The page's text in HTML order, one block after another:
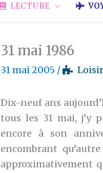
LECTURE
31 mai 1986
31 mai 2005 /
Dix-neuf ans
tous les 31 mai, j’y
encore à son
encombrant
approximativement